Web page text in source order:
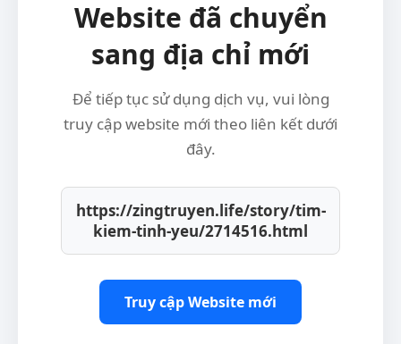
Website đã chuyển
sang địa chỉ mới
Để tiếp tục sử dụng dịch vụ, vui lòng
truy cập website mới theo liên kết dưới
đây.
https://zingtruyen.life/story/tim-
kiem-tinh-yeu/2714516.html
Truy cập Website mới